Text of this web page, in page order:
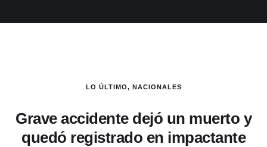
LO ÚLTIMO, NACIONALES
Grave accidente dejó un muerto y
quedó registrado en impactante